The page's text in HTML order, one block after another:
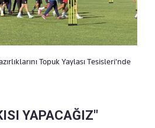
Topuk Yaylası Tesisleri'nde
YAPACAĞIZ"